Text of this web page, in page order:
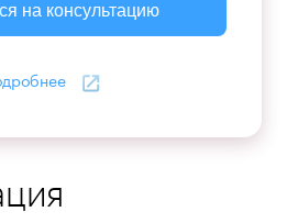
на консультацию